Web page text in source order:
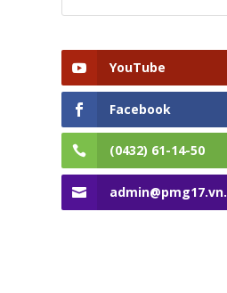
YouTube
Facebook
(0432) 61-14-50